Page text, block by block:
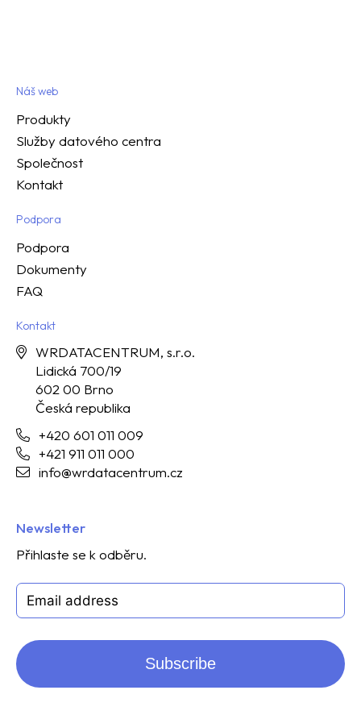
Náš web
Produkty
Služby datového centra
Společnost
Kontakt
Podpora
Podpora
Dokumenty
FAQ
Kontakt
WRDATACENTRUM, s.r.o.
Lidická 700/19
602 00 Brno
Česká republika
+420 601 011 009
+421 911 011 000
info@wrdatacentrum.cz
Newsletter
Přihlaste se k odběru.
Subscribe